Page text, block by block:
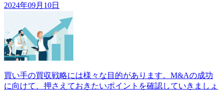
2024年09月10日
買い手の買収戦略には様々な目的があります。M&Aの成功
に向けて、押さえておきたいポイントを確認していきましょ